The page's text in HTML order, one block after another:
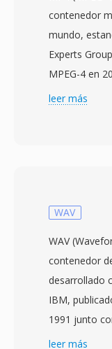
contenedor
mundo,
Experts
MPEG-4 en
medios base
empaqueta
gama de
VP9, MPEG-
soporta
indicaciones
progresiva y
leer más
WAV
WAV
contenedor
desarrollado
IBM,
1991 junto
formato RIFF
leer más